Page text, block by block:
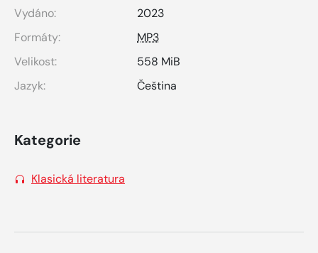
Vydáno:
2023
Formáty:
MP3
Velikost:
558 MiB
Jazyk:
Čeština
Kategorie
Klasická literatura